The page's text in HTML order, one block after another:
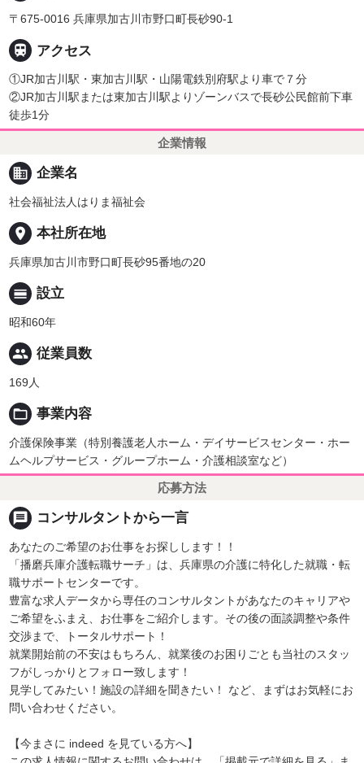
〒675-0016 兵庫県加古川市野口町長砂90-1
 アクセス
①JR加古川駅・東加古川駅・山陽電鉄別府駅より車で７分
②JR加古川駅または東加古川駅よりゾーンバスで長砂公民館前下車
徒歩1分
企業情報
business 企業名
社会福祉法人はりま福祉会
place 本社所在地
兵庫県加古川市野口町長砂95番地の20
calendar_view_day 設立
昭和60年
people 従業員数
169人
folder_open 事業内容
介護保険事業（特別養護老人ホーム・デイサービスセンター・ホー
ムヘルプサービス・グループホーム・介護相談室など）
応募方法
message コンサルタントから一言
あなたのご希望のお仕事をお探しします！！
「播磨兵庫介護転職サーチ」は、兵庫県の介護に特化した就職・転
職サポートセンターです。
豊富な求人データから専任のコンサルタントがあなたのキャリアや
ご希望をふまえ、お仕事をご紹介します。その後の面談調整や条件
交渉まで、トータルサポート！
就業開始前の不安はもちろん、就業後のお困りごとも当社のスタッ
フがしっかりとフォロー致します！
見学してみたい！施設の詳細を聞きたい！ など、まずはお気軽にお
問い合わせください。
【今まさに indeed を見ている方へ】